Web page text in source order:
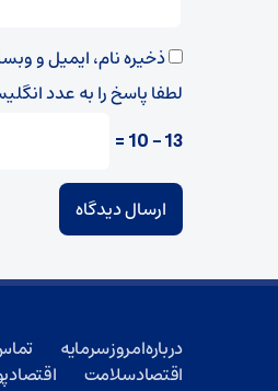
ذخیره نام، ایمیل و
لطفا پاسخ را به عدد
13 − 10 =
درباره امروز سرمایه
اقتصاد سلامت
اقتصاد